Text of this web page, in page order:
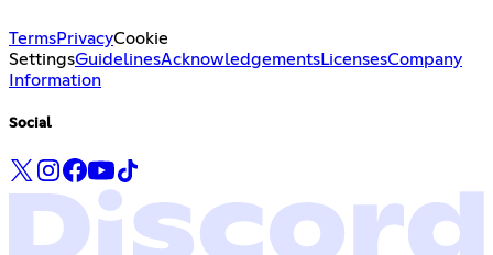
TermsPrivacyCookie
SettingsGuidelinesAcknowledgementsLicensesCompany
Information
Social